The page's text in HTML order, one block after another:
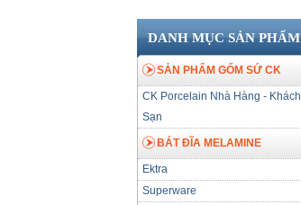
DANH MỤC SẢN PHẨM
SẢN PHẨM GỐM SỨ CK
CK Porcelain Nhà Hàng - Khách
Sạn
BÁT ĐĨA MELAMINE
Ektra
Superware